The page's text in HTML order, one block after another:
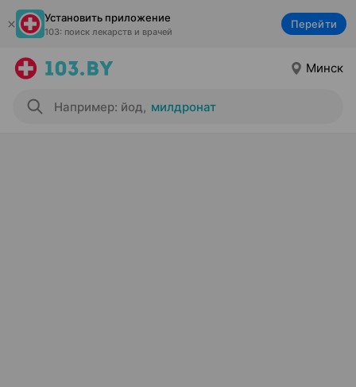
Установить приложение
103: поиск лекарств и врачей
Перейти
Минск
Например: йод, милдронат